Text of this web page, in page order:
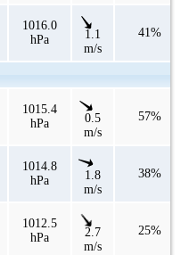
1016.0
hPa
1.1
m/s
41%
1015.4
hPa
0.5
m/s
57%
1014.8
hPa
1.8
m/s
38%
1012.5
hPa
2.7
m/s
25%